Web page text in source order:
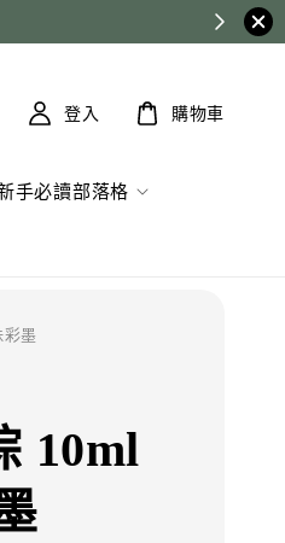
手必讀部落格
登入 購物車
墨
10ml